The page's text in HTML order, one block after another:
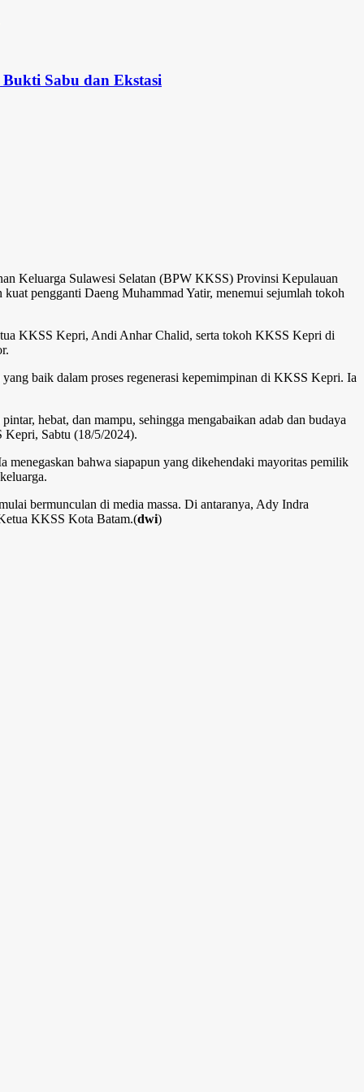
Sabu dan Ekstasi
Keluarga Sulawesi Selatan (BPW KKSS) Provinsi Kepulauan
pengganti Daeng Muhammad Yatir, menemui sejumlah tokoh
KKSS Kepri, Andi Anhar Chalid, serta tokoh KKSS Kepri di
baik dalam proses regenerasi kepemimpinan di KKSS Kepri. Ia
hebat, dan mampu, sehingga mengabaikan adab dan budaya
Kepri, Sabtu (18/5/2024).
bahwa siapapun yang dikehendaki mayoritas pemilik
bermunculan di media massa. Di antaranya, Ady Indra
KKSS Kota Batam.(dwi)